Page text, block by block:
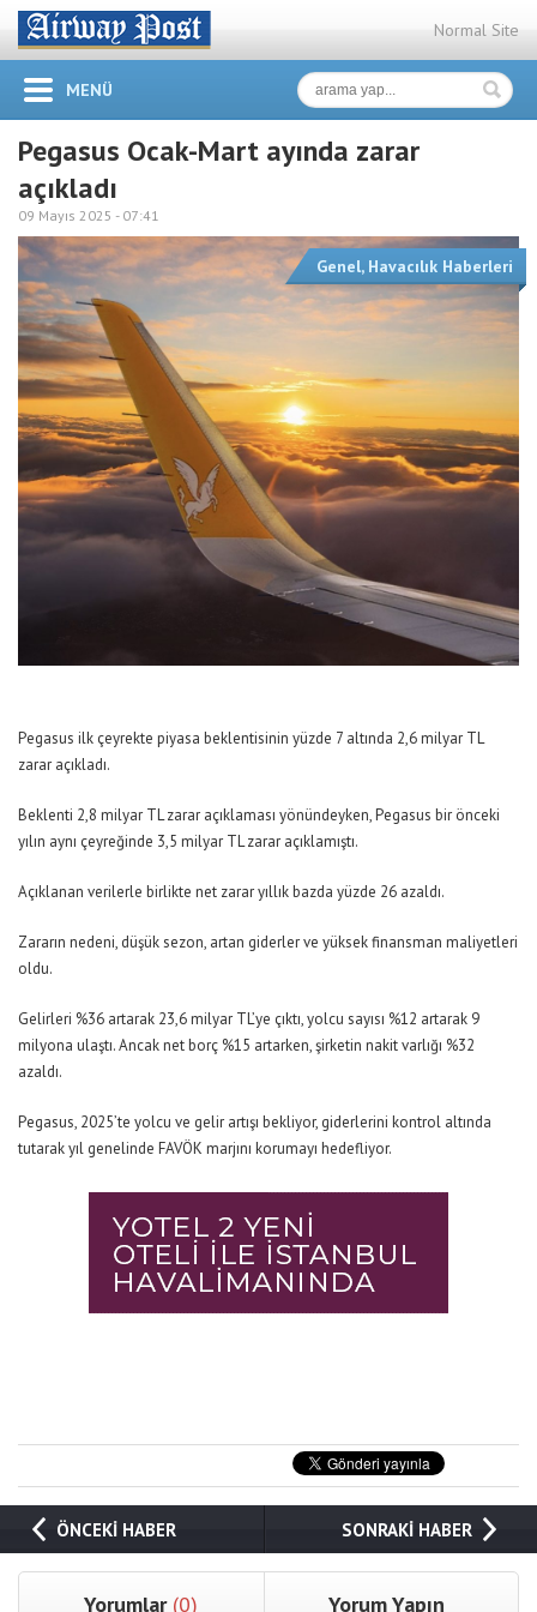
Normal Site
MENÜ
Pegasus Ocak-Mart ayında zarar
açıkladı
09 Mayıs 2025 - 07:41
Genel, Havacılık Haberleri
Pegasus ilk çeyrekte piyasa beklentisinin yüzde 7 altında 2,6 milyar TL
zarar açıkladı.
Beklenti 2,8 milyar TL zarar açıklaması yönündeyken, Pegasus bir önceki
yılın aynı çeyreğinde 3,5 milyar TL zarar açıklamıştı.
Açıklanan verilerle birlikte net zarar yıllık bazda yüzde 26 azaldı.
Zararın nedeni, düşük sezon, artan giderler ve yüksek finansman maliyetleri
oldu.
Gelirleri %36 artarak 23,6 milyar TL’ye çıktı, yolcu sayısı %12 artarak 9
milyona ulaştı. Ancak net borç %15 artarken, şirketin nakit varlığı %32
azaldı.
Pegasus, 2025’te yolcu ve gelir artışı bekliyor, giderlerini kontrol altında
tutarak yıl genelinde FAVÖK marjını korumayı hedefliyor.
ÖNCEKİ HABER SONRAKİ HABER
Yorumlar (0) Yorum Yapın